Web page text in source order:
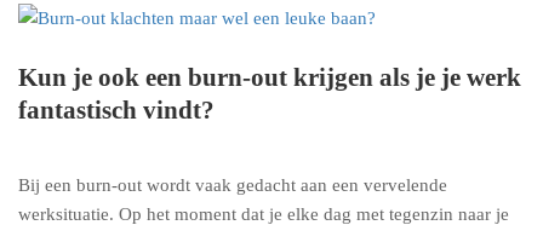
Kun je ook een burn-out krijgen als je je werk
fantastisch vindt?
Bij een burn-out wordt vaak gedacht aan een vervelende
werksituatie. Op het moment dat je elke dag met tegenzin naar je